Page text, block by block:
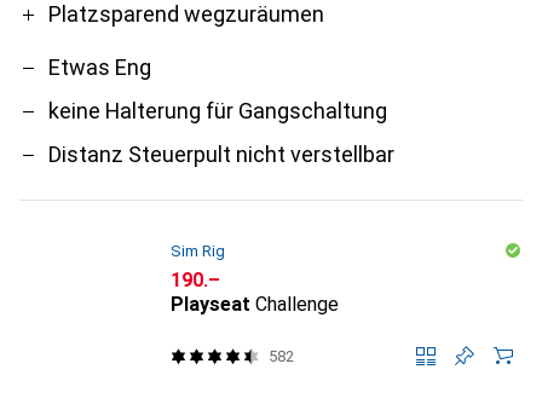
Platzsparend wegzuräumen
Etwas Eng
keine Halterung für Gangschaltung
Distanz Steuerpult nicht verstellbar
Sim Rig
CHF
190.–
Playseat Challenge
582